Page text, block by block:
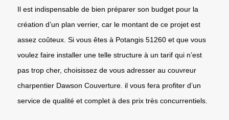
Il est indispensable de bien préparer son budget pour la
création d’un plan verrier, car le montant de ce projet est
assez coûteux. Si vous êtes à Potangis 51260 et que vous
voulez faire installer une telle structure à un tarif qui n’est
pas trop cher, choisissez de vous adresser au couvreur
charpentier Dawson Couverture. il vous fera profiter d’un
service de qualité et complet à des prix très concurrentiels.